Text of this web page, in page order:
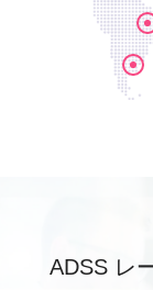
ADSS レ